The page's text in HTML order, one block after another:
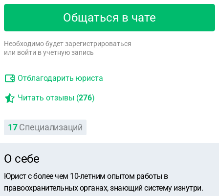
Общаться в чате
Необходимо будет зарегистрироваться
или войти в учетную запись
Отблагодарить юриста
Читать отзывы (276)
17 Специализаций
О себе
Юрист с более чем 10-летним опытом работы в
правоохранительных органах, знающий систему изнутри.